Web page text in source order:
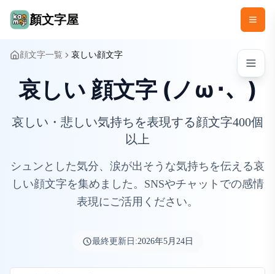
顏文字屋
顔文字一覧 哀しい顔文字
哀しい 顔文字 (ノω･、)
哀しい・悲しい気持ちを表現する顔文字400個
以上
シュンとした気分、涙が出そうな気持ちを伝える哀
しい顔文字を集めました。SNSやチャットでの感情
表現にご活用ください。
最終更新日:2026年5月24日